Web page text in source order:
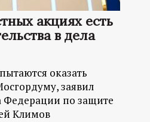
акциях есть
в дела
оказать
заявил
Федерации по защите
Климов